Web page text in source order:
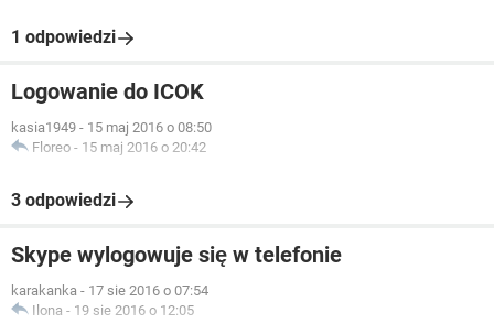
1 odpowiedzi
Logowanie do ICOK
kasia1949 - 15 maj 2016 o 08:50
Floreo - 15 maj 2016 o 20:42
3 odpowiedzi
Skype wylogowuje się w telefonie
karakanka - 17 sie 2016 o 07:54
Ilona - 19 sie 2016 o 12:05